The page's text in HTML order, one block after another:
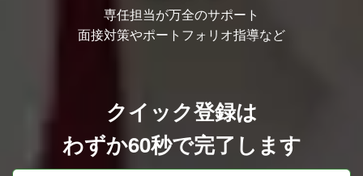
専任担当が万全のサポート
面接対策やポートフォリオ指導など
クイック登録は
わずか60秒で完了します